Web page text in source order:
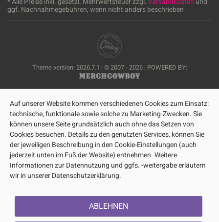
ggf. Nachnahmegebühren, wenn nicht anders beschrieben
Theme version: 2026.7.1 | © 2007 - 2026 | POWERED BY:
Auf unserer Website kommen verschiedenen Cookies zum Einsatz:
technische, funktionale sowie solche zu Marketing-Zwecken. Sie
können unsere Seite grundsätzlich auch ohne das Setzen von
Cookies besuchen. Details zu den genutzten Services, können Sie
der jeweiligen Beschreibung in den Cookie-Einstellungen (auch
jederzeit unten im Fuß der Website) entnehmen. Weitere
Informationen zur Datennutzung und ggfs. -weitergabe erläutern
wir in unserer Datenschutzerklärung.
ABLEHNEN